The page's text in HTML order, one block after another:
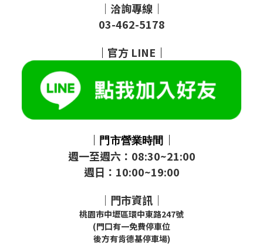
｜洽詢專線｜
03-462-5178
｜ 官方 LINE ｜
｜ 門市營業時間 ｜
週一至週六：08:30~21:00
週日：10:00~19:00
｜門市資訊｜
桃園市中壢區環中東路247號
(門口有一免費停車位
後方有肯德基停車場)